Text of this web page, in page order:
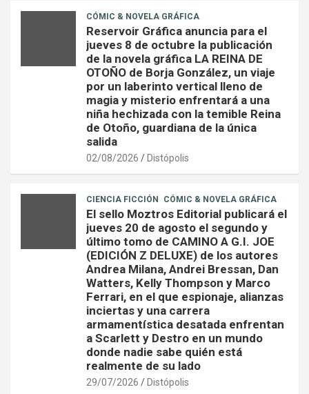
CÓMIC & NOVELA GRÁFICA
Reservoir Gráfica anuncia para el
jueves 8 de octubre la publicación
de la novela gráfica LA REINA DE
OTOÑO de Borja González, un viaje
por un laberinto vertical lleno de
magia y misterio enfrentará a una
niña hechizada con la temible Reina
de Otoño, guardiana de la única
salida
02/08/2026 Distópolis
CIENCIA FICCIÓN CÓMIC & NOVELA GRÁFICA
El sello Moztros Editorial publicará el
jueves 20 de agosto el segundo y
último tomo de CAMINO A G.I. JOE
(EDICIÓN Z DELUXE) de los autores
Andrea Milana, Andrei Bressan, Dan
Watters, Kelly Thompson y Marco
Ferrari, en el que espionaje, alianzas
inciertas y una carrera
armamentística desatada enfrentan
a Scarlett y Destro en un mundo
donde nadie sabe quién está
realmente de su lado
29/07/2026 Distópolis